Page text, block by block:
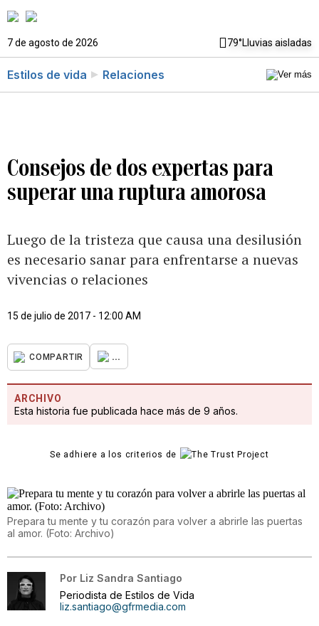
7 de agosto de 2026 79°Lluvias aisladas
Estilos de vida Relaciones
Consejos de dos expertas para
superar una ruptura amorosa
Luego de la tristeza que causa una desilusión
es necesario sanar para enfrentarse a nuevas
vivencias o relaciones
15 de julio de 2017 - 12:00 AM
COMPARTIR ...
ARCHIVO
Esta historia fue publicada hace más de 9 años.
Se adhiere a los criterios de
Prepara tu mente y tu corazón para volver a abrirle las puertas
al amor. (Foto: Archivo)
Por Liz Sandra Santiago
Periodista de Estilos de Vida
liz.santiago@gfrmedia.com